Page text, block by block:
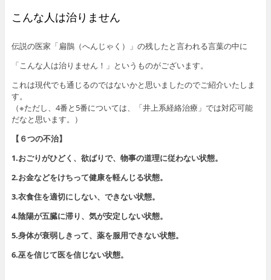
こんな人は治りません
伝説の医家「扁鵲（へんじゃく）」の残したと言われる言葉の中に
「こんな人は治りません！」というものがございます。
これは現代でも通じるのではないかと思いましたのでご紹介いたしま
す。
（※ただし、4番と5番については、「井上系経絡治療」では対応可能
だなと思います。）
【６つの不治】
1.おごりがひどく、欲ばりで、物事の道理に従わない状態。
2.お金などをけちって健康を軽んじる状態。
3.衣食住を適切にしない、できない状態。
4.陰陽が五臓に滞り、気が安定しない状態。
5.身体が衰弱しきって、薬を服用できない状態。
6.巫を信じて医を信じない状態。